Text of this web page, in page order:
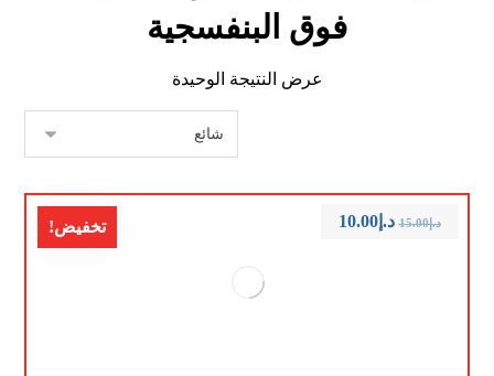
فوق البنفسجية
عرض النتيجة الوحيدة
تخفيض! د.إ15.00 د.إ10.00